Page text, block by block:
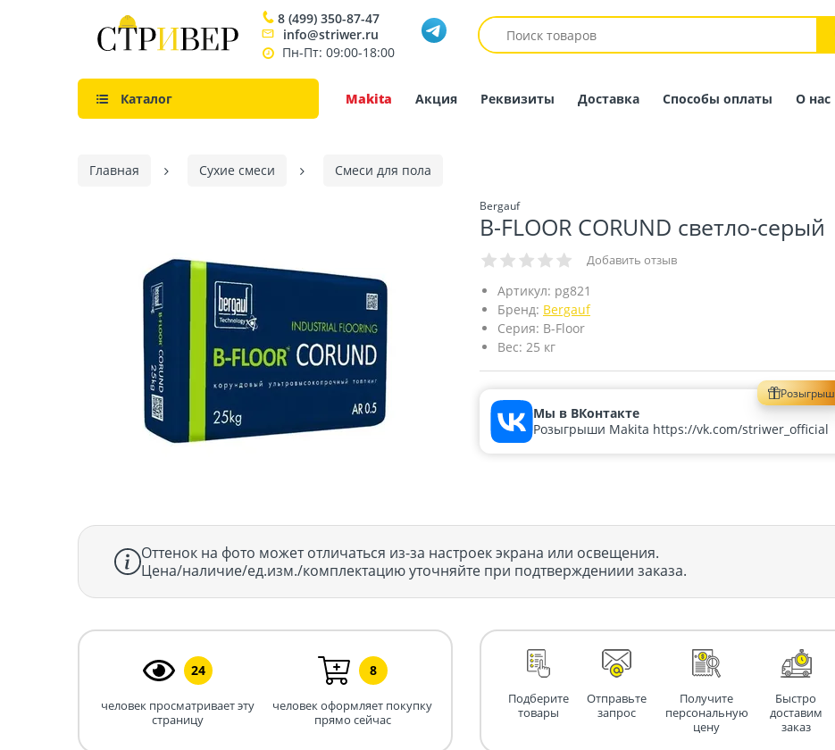
8 (499) 350-87-47
info@striwer.ru
Пн-Пт: 09:00-18:00
Каталог Makita Акция Реквизиты Доставка Способы оплаты О нас
Главная Сухие смеси Смеси для пола
Bergauf
B-FLOOR CORUND светло-серый
Добавить отзыв
Артикул: pg821
Бренд: Bergauf
Серия: B-Floor
Вес: 25 кг
Розыгрыш
Мы в ВКонтакте
Розыгрыши Makita https://vk.com/striwer_official
Оттенок на фото может отличаться из-за настроек экрана или освещения.
Цена/наличие/ед.изм./комплектацию уточняйте при подтверждениии заказа.
24
человек просматривает эту
страницу
8
человек оформляет покупку
прямо сейчас
Подберите
товары
Отправьте
запрос
Получите
персональную
цену
Быстро
доставим
заказ